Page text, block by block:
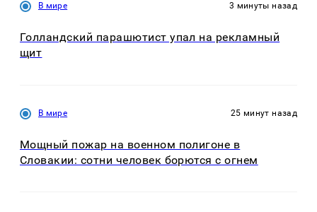
В мире 3 минуты назад
Голландский парашютист упал на рекламный
щит
В мире 25 минут назад
Мощный пожар на военном полигоне в
Словакии: сотни человек борются с огнем